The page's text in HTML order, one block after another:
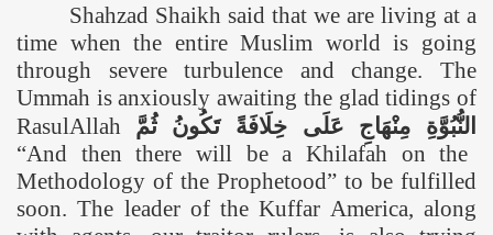
Shahzad Shaikh said that we are living at a
time when the entire Muslim world is going
through severe turbulence and change. The
Ummah is anxiously awaiting the glad tidings of
RasulAllah ثُمَّ تَكُونُ خِلَافَةً عَلَى مِنْهَاجِ
النُّبُوَّةِ
“And then there will be a Khilafah on the
Methodology of the Prophetood” to be fulfilled
soon. The leader of the Kuffar America, along